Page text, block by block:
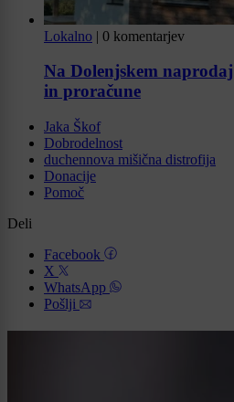
Lokalno | 0 komentarjev
Na Dolenjskem
in proračune
Jaka Škof
Dobrodelnost
duchennova mišična distrofija
Donacije
Pomoč
Deli
Facebook
X
WhatsApp
Pošlji